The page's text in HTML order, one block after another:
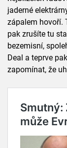
jaderné
zápalem hovoří.
pak zrušíte tu
bezemisní,
Deal a teprve
zapomínat, že